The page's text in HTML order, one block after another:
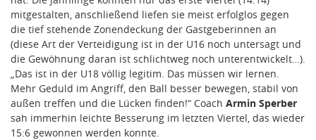
mitgestalten, anschließend liefen sie meist erfolglos gegen
die tief stehende Zonendeckung der Gastgeberinnen an
(diese Art der Verteidigung ist in der U16 noch untersagt und
die Gewöhnung daran ist schlichtweg noch unterentwickelt…).
„Das ist in der U18 völlig legitim. Das müssen wir lernen.
Mehr Geduld im Angriff, den Ball besser bewegen, stabil von
außen treffen und die Lücken finden!“ Coach Armin Sperber
sah immerhin leichte Besserung im letzten Viertel, das wieder
15:6 gewonnen werden konnte.